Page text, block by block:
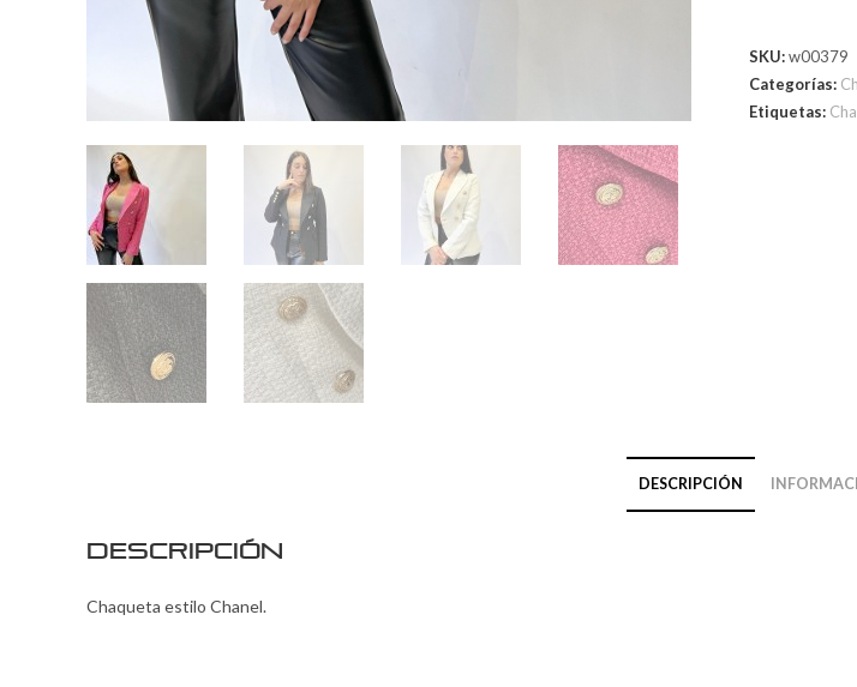
SKU:w00379
Categorías:
Etiquetas:
DESCRIPCIÓN
Descripción
Chaqueta estilo Chanel.